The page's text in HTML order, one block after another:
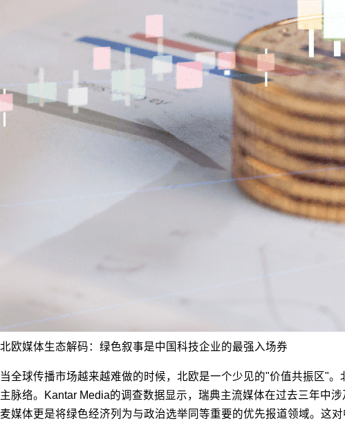
北欧媒体生态解码：绿色叙事是中国科技企业的最强入场券
当全球传播市场越来越难做的时候，北欧是一个少见的"价值共振区
主脉络。Kantar Media的调查数据显示，瑞典主流媒体在过去三年中
麦媒体更是将绿色经济列为与政治选举同等重要的优先报道领域。这